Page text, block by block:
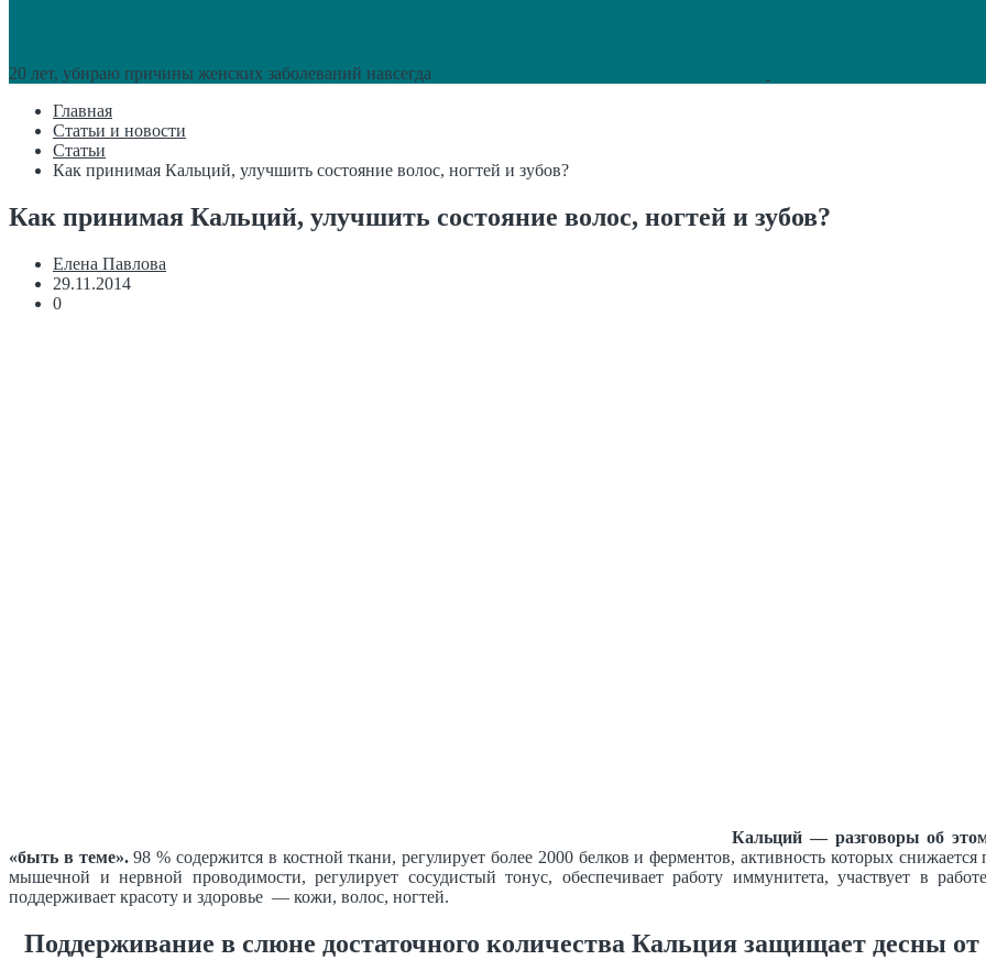
20 лет, убираю причины женских заболеваний навсегда
Главная
Статьи и новости
Статьи
Как принимая Кальций, улучшить состояние волос, ногтей и зубов?
Как принимая Кальций, улучшить состояние волос, ногтей и зубов?
Елена Павлова
29.11.2014
0
Кальций — разговоры об
«быть в теме».98 % содержится в костной ткани, регулирует более 2000 белков и ферментов, активность которых
мышечной и нервной проводимости, регулирует сосудистый тонус, обеспечивает работу иммунитета, участвует в
поддерживает красоту и здоровье — кожи, волос, ногтей.
Поддерживание в слюне достаточного количества Кальция защищает десны от